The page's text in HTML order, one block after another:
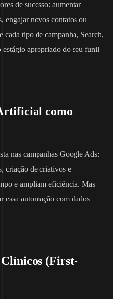
de sucesso: aumentar
engajar novos contatos ou
cada tipo de campanha, Search,
apropriado do seu funil
como
nas campanhas Google Ads:
criação de criativos e
e ampliam eficiência. Mas
essa automação com dados
Clínicos (First-